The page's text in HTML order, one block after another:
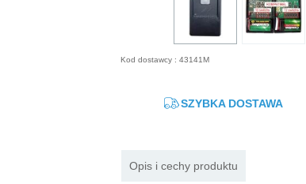
Kod dostawcy : 43141M
SZYBKA DOSTAWA
Opis i cechy produktu